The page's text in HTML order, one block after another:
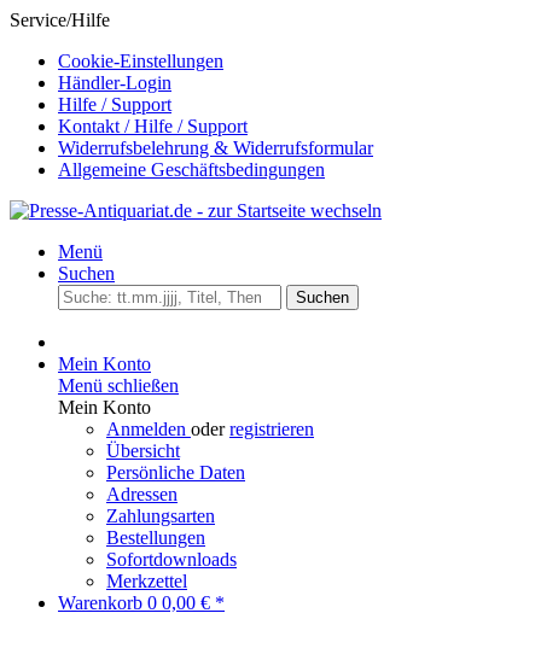
Service/Hilfe
Cookie-Einstellungen
Händler-Login
Hilfe / Support
Kontakt / Hilfe / Support
Widerrufsbelehrung & Widerrufsformular
Allgemeine Geschäftsbedingungen
Menü
Suchen
Suchen
Mein Konto
Menü schließen
Mein Konto
Anmelden oderregistrieren
Übersicht
Persönliche Daten
Adressen
Zahlungsarten
Bestellungen
Sofortdownloads
Merkzettel
Warenkorb 0 0,00 € *